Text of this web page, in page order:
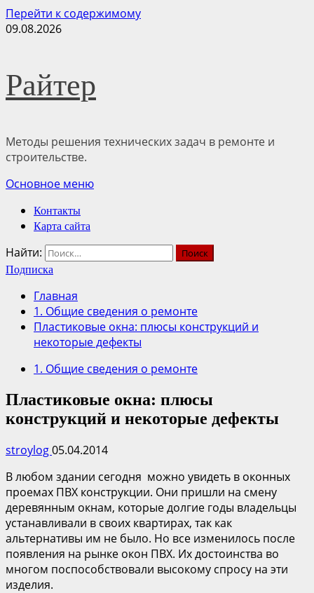
Перейти к содержимому
09.08.2026
Райтер
Методы решения технических задач в ремонте и
строительстве.
Основное меню
Контакты
Карта сайта
Найти:
Подписка
Главная
1. Общие сведения о ремонте
Пластиковые окна: плюсы конструкций и
некоторые дефекты
1. Общие сведения о ремонте
Пластиковые окна: плюсы
конструкций и некоторые дефекты
stroylog05.04.2014
В любом здании сегодня можно увидеть в оконных
проемах ПВХ конструкции. Они пришли на смену
деревянным окнам, которые долгие годы владельцы
устанавливали в своих квартирах, так как
альтернативы им не было. Но все изменилось после
появления на рынке окон ПВХ. Их достоинства во
многом поспособствовали высокому спросу на эти
изделия.